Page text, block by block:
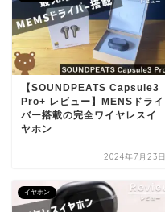
【SOUNDPEATS Capsule3
Pro+ レビュー】MENSドライ
バー搭載の完全ワイヤレスイ
ヤホン
2024年7月23日
イヤホン